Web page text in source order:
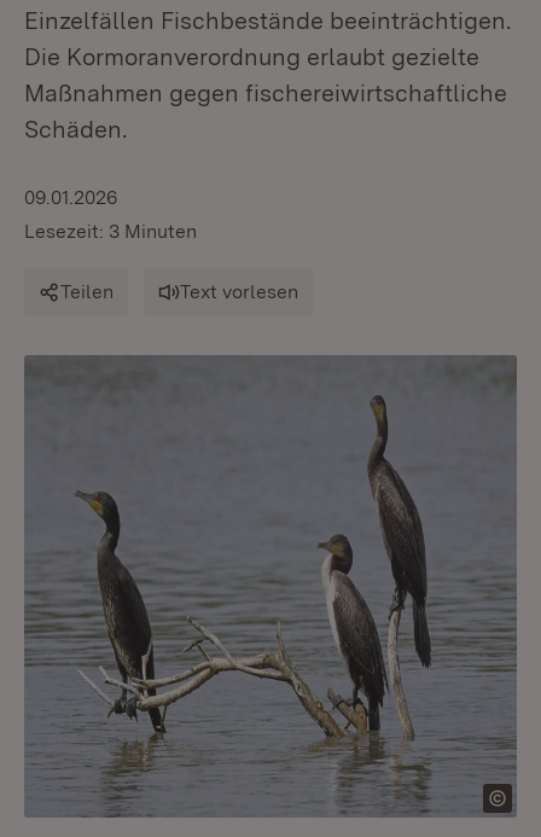
Einzelfällen Fischbestände beeinträchtigen.
Die Kormoranverordnung erlaubt gezielte
Maßnahmen gegen fischereiwirtschaftliche
Schäden.
09.01.2026
Lesezeit: 3 Minuten
Teilen Text vorlesen